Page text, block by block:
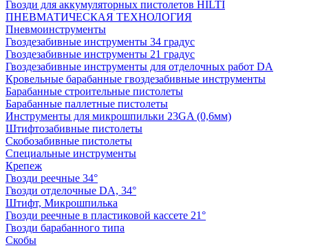
Гвозди для аккумуляторных пистолетов HILTI
ПНЕВМАТИЧЕСКАЯ ТЕХНОЛОГИЯ
Пневмоинструменты
Гвоздезабивные инструменты 34 градус
Гвоздезабивные инструменты 21 градус
Гвоздезабивные инструменты для отделочных работ DA
Кровельные барабанные гвоздезабивные инструменты
Барабанные строительные пистолеты
Барабанные паллетные пистолеты
Инструменты для микрошпильки 23GA (0,6мм)
Штифтозабивные пистолеты
Скобозабивные пистолеты
Специальные инструменты
Крепеж
Гвозди реечные 34°
Гвозди отделочные DA, 34°
Штифт, Микрошпилька
Гвозди реечные в пластиковой кассете 21°
Гвозди барабанного типа
Скобы